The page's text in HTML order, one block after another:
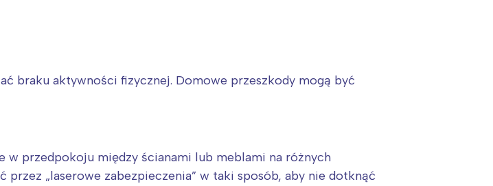
braku aktywności fizycznej. Domowe przeszkody mogą być
w przedpokoju między ścianami lub meblami na różnych
„laserowe zabezpieczenia” w taki sposób, aby nie dotknąć